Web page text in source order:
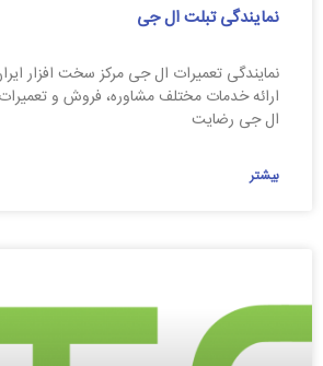
نمایندگی تبلت ال جی
نمایندگی تعمیرات ال جی مرکز سخت افزار
ارائه خدمات مختلف مشاوره، فروش و
ال جی رضایت
بیشتر